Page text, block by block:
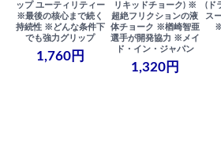
ップ ユーティリティー
※最後の核心まで続く
持続性 ※どんな条件下
でも強力グリップ
1,760円
リキッドチョーク) ※
超絶フリクションの液
体チョーク ※楢崎智亜
選手が開発協力 ※メイ
ド・イン・ジャパン
1,320円
(ド
ス